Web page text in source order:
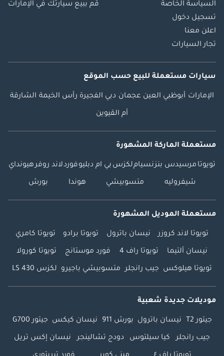
السياسة الخاصة
تسجيل دخول
اعلن معنا
تجار السيارات
قم ببيع سيارتك في الإمارات
سيارات مستعملة للبيع حسب الموقع
الإمارات أبوظبي العين عجمان دبي الفجيرة رأس الخيمة الشارقة
أم القيوين
مستعملة الماركة المشهورة
تويوتا مرسيدس بنزنسياملكزس بي ام دبليوفوردلاند روفرهيونداي
شيفروليه متسوبيشي هوندا بورش
مستعملة الموديل المشهورة
تويوتا لاند كروزر نيسان باترول تويوتا برادو تويوتا كامري
نيسان ألتيما تويوتا راف 4 فورد موستانج تويوتا كورولا
تويوتا هيلوكس جيب رانجلر متسوبيشي باجيرو لكزس LS 430
موديلات جديدة شعبية
جيتور T2 نيسان باترول بورش 911 نيسان كيكس جيتور G700
جيب رانجلر كيا سيلتوس دودج تشالينجر نيسان إكس تريل